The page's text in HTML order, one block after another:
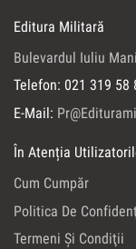
Editura Militară
Bulevardul Iuliu
Telefon: 021 319 58
E-Mail:
În Atenția
Cum Cumpăr
Politica De
Termeni Şi Condiţii